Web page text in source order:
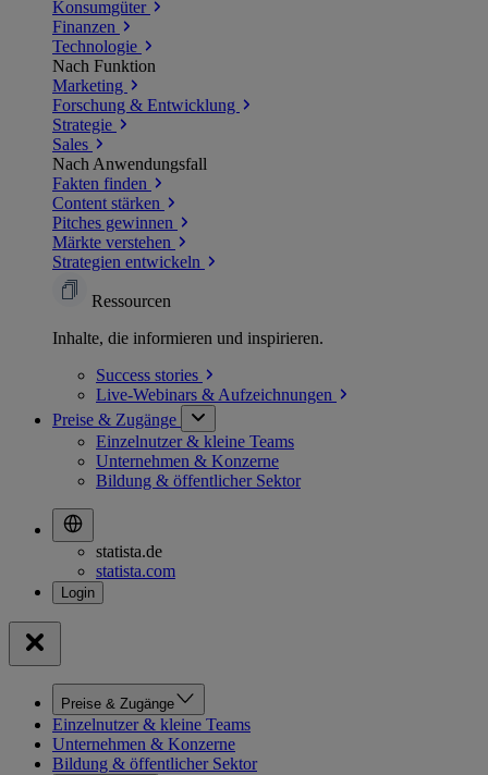
Konsumgüter
Finanzen
Technologie
Nach Funktion
Marketing
Forschung & Entwicklung
Strategie
Sales
Nach Anwendungsfall
Fakten finden
Content stärken
Pitches gewinnen
Märkte verstehen
Strategien entwickeln
Ressourcen
Inhalte, die informieren und inspirieren.
Success stories
Live-Webinars & Aufzeichnungen
Preise & Zugänge
Einzelnutzer & kleine Teams
Unternehmen & Konzerne
Bildung & öffentlicher Sektor
statista.de
statista.com
Preise & Zugänge
Einzelnutzer & kleine Teams
Unternehmen & Konzerne
Bildung & öffentlicher Sektor